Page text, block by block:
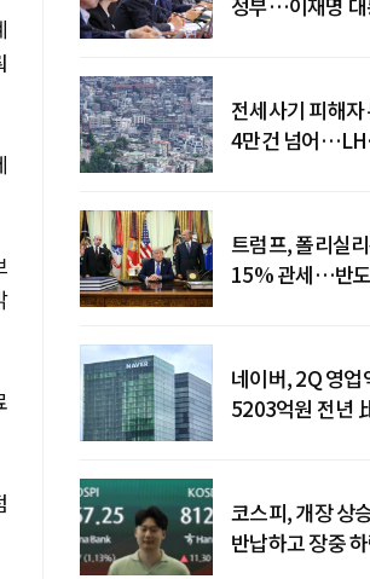
전세사기 피해자
4만건 넘어…LH
트럼프, 폴리실
15% 관세…반
네이버, 2Q 영업
5203억원 전년
코스피, 개장 상
반납하고 장중